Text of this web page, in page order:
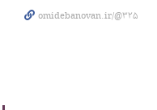
omidebanovan.ir/@325